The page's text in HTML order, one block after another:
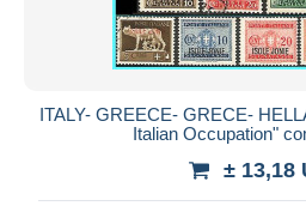
ITALY- GREECE- GRECE-
Italian Occupation"
± 13,18